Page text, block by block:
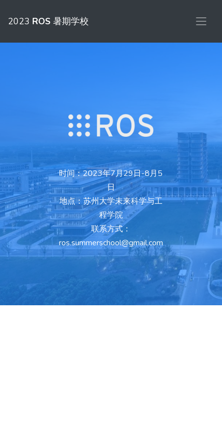
2023 ROS 暑期学校
时间：2023年7月29日-8月5
日
地点：苏州大学未来科学与工
程学院
联系方式：
ros.summerschool@gmail.com